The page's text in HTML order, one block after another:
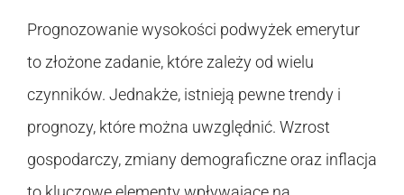
Prognozowanie wysokości podwyżek emerytur
to złożone zadanie, które zależy od wielu
czynników. Jednakże, istnieją pewne trendy i
prognozy, które można uwzględnić. Wzrost
gospodarczy, zmiany demograficzne oraz inflacja